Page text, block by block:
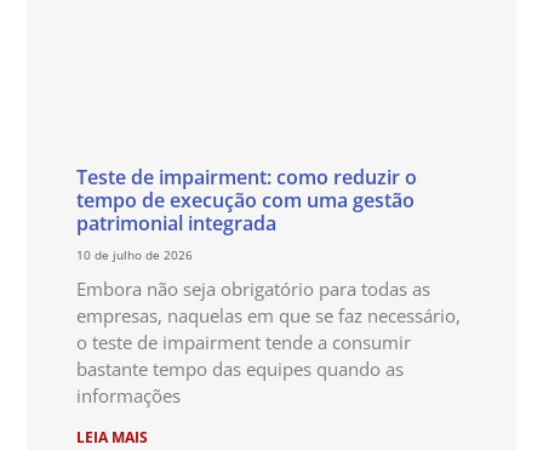
Teste de impairment: como reduzir o
tempo de execução com uma gestão
patrimonial integrada
10 de julho de 2026
Embora não seja obrigatório para todas as
empresas, naquelas em que se faz necessário,
o teste de impairment tende a consumir
bastante tempo das equipes quando as
informações
LEIA MAIS